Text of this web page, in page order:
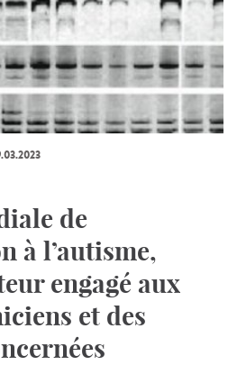
de
à l’autisme,
engagé aux
et des